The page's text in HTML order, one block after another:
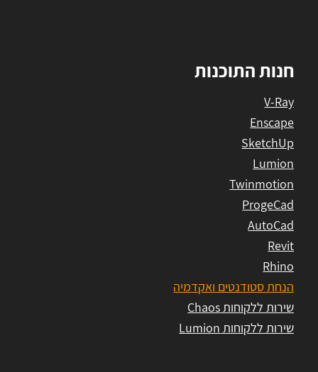
חנות התוכנות
V-Ray
Enscape
SketchUp
Lumion
Twinmotion
ProgeCad
AutoCad
Revit
Rhino
הנחת סטודנטים ואקדמיה
שירות ללקוחות Chaos
שירות ללקוחות Lumion